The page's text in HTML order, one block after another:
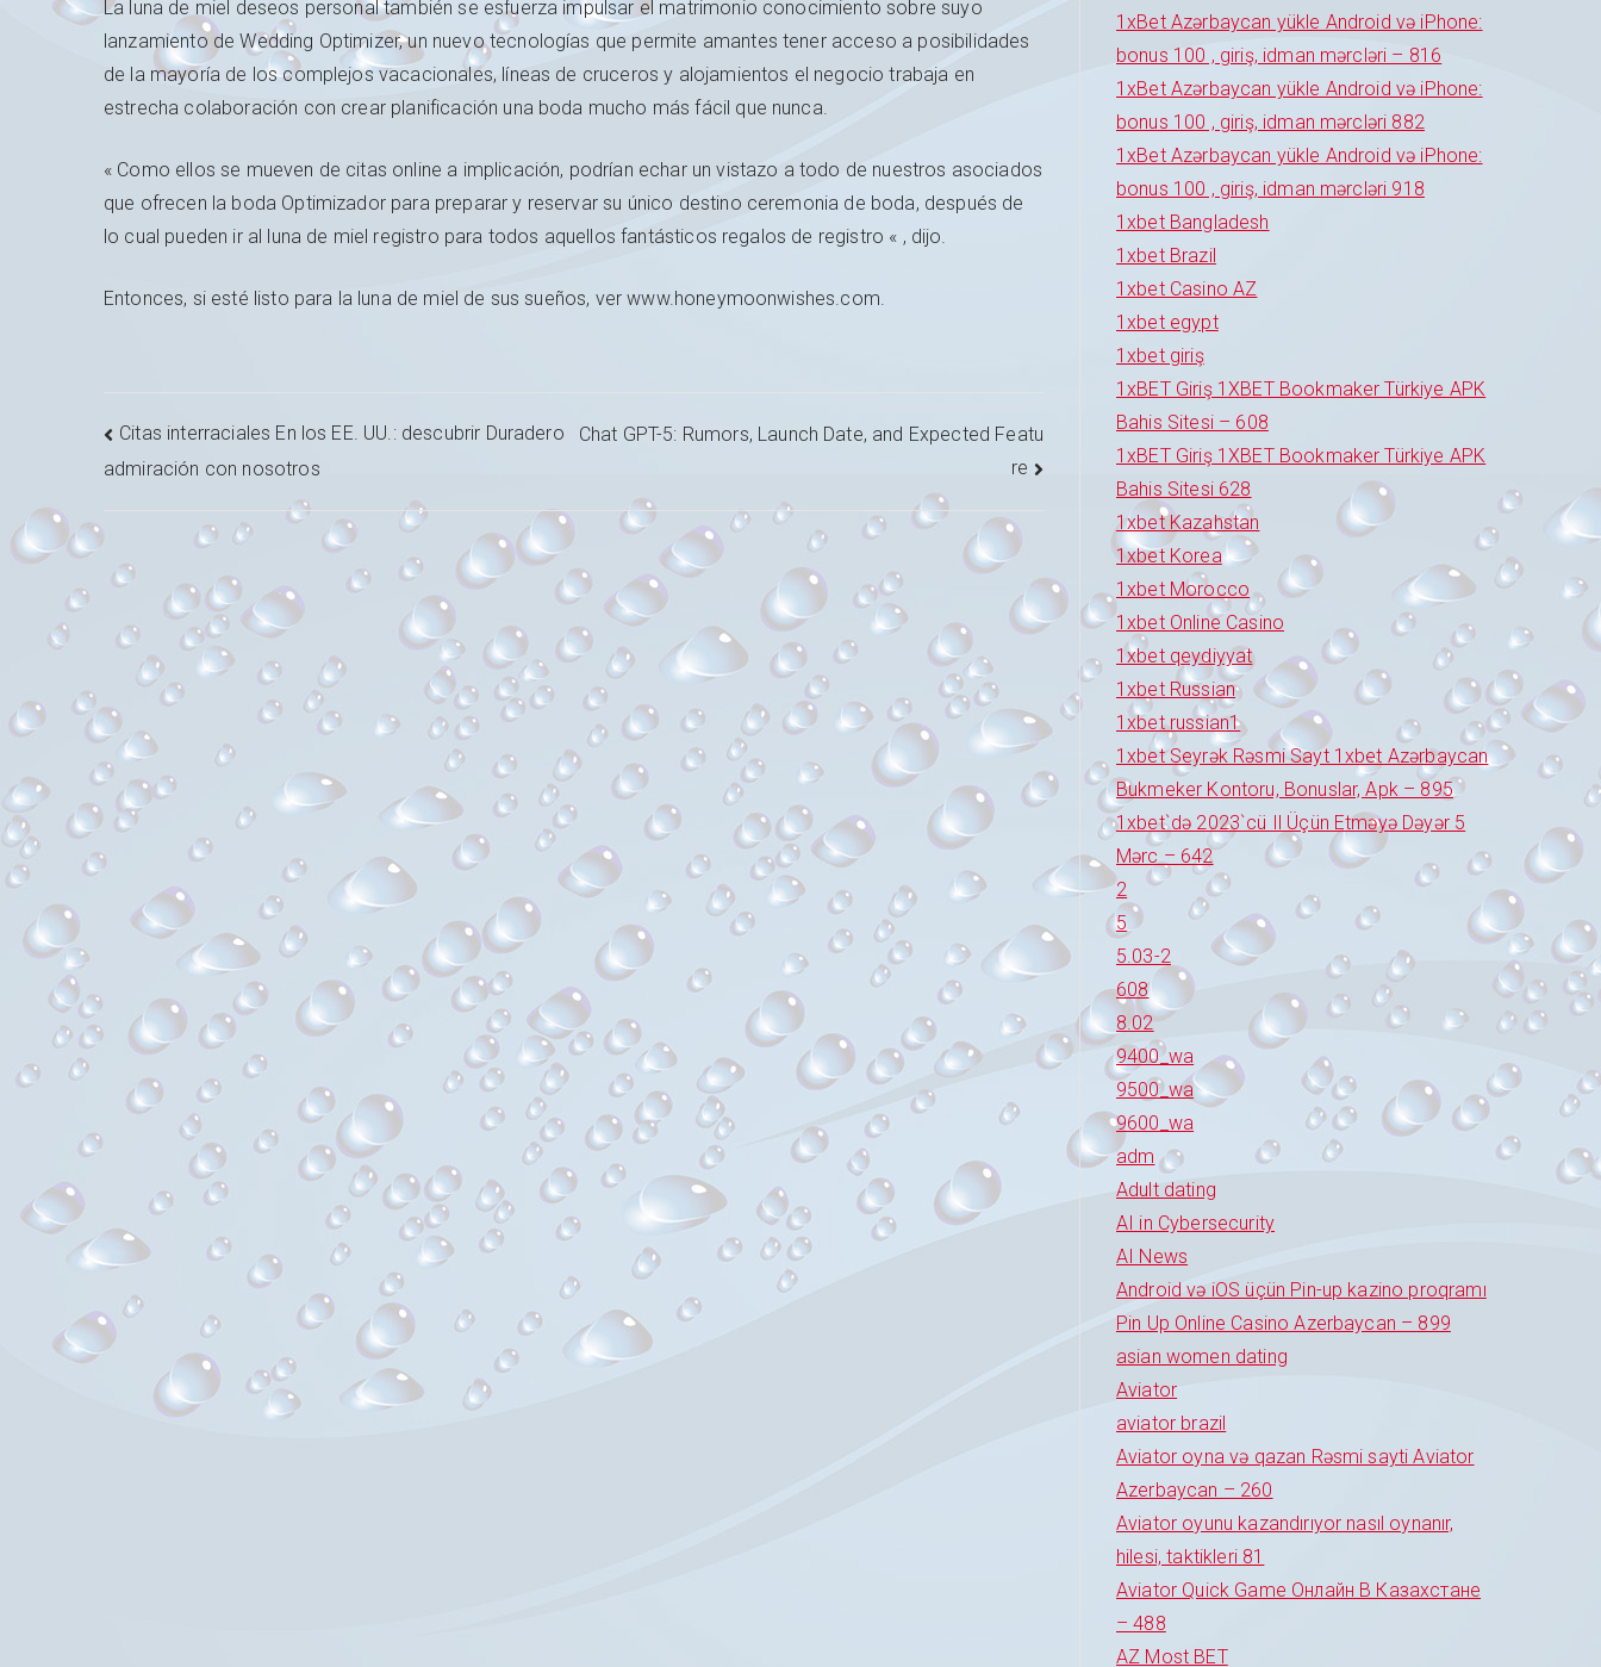
La luna de miel deseos personal también se esfuerza impulsar el matrimonio conocimiento sobre suyo
lanzamiento de Wedding Optimizer, un nuevo tecnologías que permite amantes tener acceso a posibilidades
de la mayoría de los complejos vacacionales, líneas de cruceros y alojamientos el negocio trabaja en
estrecha colaboración con crear planificación una boda mucho más fácil que nunca.
« Como ellos se mueven de citas online a implicación, podrían echar un vistazo a todo de nuestros asociados
que ofrecen la boda Optimizador para preparar y reservar su único destino ceremonia de boda, después de
lo cual pueden ir al luna de miel registro para todos aquellos fantásticos regalos de registro « , dijo.
Entonces, si esté listo para la luna de miel de sus sueños, ver www.honeymoonwishes.com.
Navigation
de
l’article
Citas interraciales En los EE. UU.: descubrir Duradero
admiración con nosotros
Chat GPT-5: Rumors, Launch Date, and Expected Featu
re
1xBet Azərbaycan yükle Android və iPhone:
bonus 100 , giriş, idman mərcləri – 816
1xBet Azərbaycan yükle Android və iPhone:
bonus 100 , giriş, idman mərcləri 882
1xBet Azərbaycan yükle Android və iPhone:
bonus 100 , giriş, idman mərcləri 918
1xbet Bangladesh
1xbet Brazil
1xbet Casino AZ
1xbet egypt
1xbet giriş
1xBET Giriş 1XBET Bookmaker Türkiye APK
Bahis Sitesi – 608
1xBET Giriş 1XBET Bookmaker Türkiye APK
Bahis Sitesi 628
1xbet Kazahstan
1xbet Korea
1xbet Morocco
1xbet Online Casino
1xbet qeydiyyat
1xbet Russian
1xbet russian1
1xbet Seyrək Rəsmi Sayt 1xbet Azərbaycan
Bukmeker Kontoru, Bonuslar, Apk – 895
1xbet`də 2023`cü Il Üçün Etməyə Dəyər 5
Mərc – 642
2
5
5.03-2
608
8.02
9400_wa
9500_wa
9600_wa
adm
Adult dating
AI in Cybersecurity
AI News
Android və iOS üçün Pin-up kazino proqramı
Pin Up Online Casino Azerbaycan – 899
asian women dating
Aviator
aviator brazil
Aviator oyna və qazan Rəsmi sayti Aviator
Azerbaycan – 260
Aviator oyunu kazandırıyor nasıl oynanır,
hilesi, taktikleri 81
Aviator Quick Game Онлайн В Казахстане
– 488
AZ Most BET